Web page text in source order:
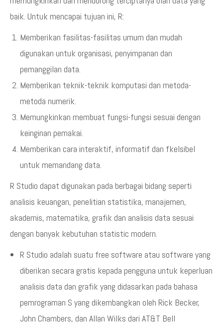
baik. Untuk mencapai tujuan ini, R:
Memberikan fasilitas-fasilitas umum dan mudah
digunakan untuk organisasi, penyimpanan dan
pemanggilan data.
Memberikan teknik-teknik komputasi dan metoda-
metoda numerik.
Memungkinkan membuat fungsi-fungsi sesuai dengan
keinginan pemakai.
Memberikan cara interaktif, informatif dan fkelsibel
untuk memandang data.
R Studio dapat digunakan pada berbagai bidang seperti
analisis keuangan, penelitian statistika, manajemen,
akademis, matematika, grafik dan analisis data sesuai
dengan banyak kebutuhan statistic modern.
R Studio adalah suatu free software atau software yang
diberikan secara gratis kepada pengguna untuk keperluan
analisis data dan grafik yang didasarkan pada bahasa
pemrograman S yang dikembangkan oleh Rick Becker,
John Chambers, dan Allan Wilks dari AT&T Bell